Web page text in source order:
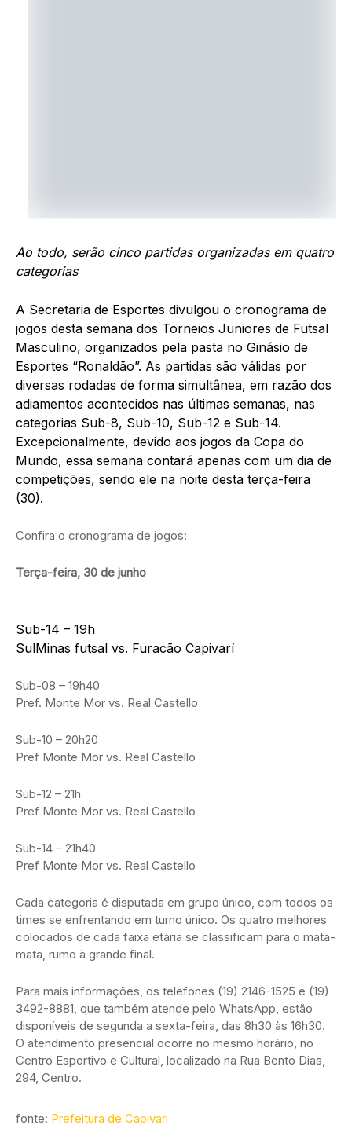
Ao todo, serão cinco partidas organizadas em quatro
categorias
A Secretaria de Esportes divulgou o cronograma de
jogos desta semana dos Torneios Juniores de Futsal
Masculino, organizados pela pasta no Ginásio de
Esportes “Ronaldão”. As partidas são válidas por
diversas rodadas de forma simultânea, em razão dos
adiamentos acontecidos nas últimas semanas, nas
categorias Sub-8, Sub-10, Sub-12 e Sub-14.
Excepcionalmente, devido aos jogos da Copa do
Mundo, essa semana contará apenas com um dia de
competições, sendo ele na noite desta terça-feira
(30).
Confira o cronograma de jogos:
Terça-feira, 30 de junho
Sub-14 – 19h
SulMinas futsal vs. Furacão Capivarí
Sub-08 – 19h40
Pref. Monte Mor vs. Real Castello
Sub-10 – 20h20
Pref Monte Mor vs. Real Castello
Sub-12 – 21h
Pref Monte Mor vs. Real Castello
Sub-14 – 21h40
Pref Monte Mor vs. Real Castello
Cada categoria é disputada em grupo único, com todos os
times se enfrentando em turno único. Os quatro melhores
colocados de cada faixa etária se classificam para o mata-
mata, rumo à grande final.
Para mais informações, os telefones (19) 2146-1525 e (19)
3492-8881, que também atende pelo WhatsApp, estão
disponíveis de segunda a sexta-feira, das 8h30 às 16h30.
O atendimento presencial ocorre no mesmo horário, no
Centro Esportivo e Cultural, localizado na Rua Bento Dias,
294, Centro.
fonte: Prefeitura de Capivari